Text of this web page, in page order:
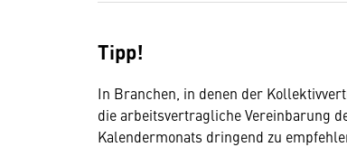
Tipp!
In Branchen, in denen der
die arbeitsvertragliche Vereinbarung
Kalendermonats dringend zu